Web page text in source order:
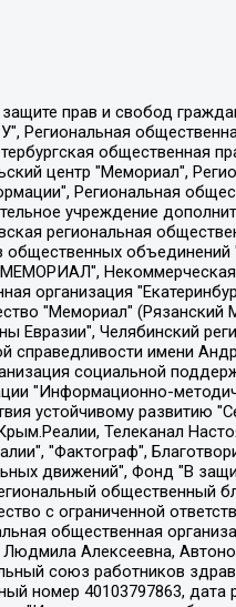
Елена Сергеевна, Общество с ограниченной ответственностью "Как бы инагент", Кочетков Игорь Викторович, Общество с ограниченной ответственностью "Честные выборы", Еланчик Олег Александрович, Общество с ограниченной ответственностью "Нобелевский призыв", Гималова Регина Эмилевна, Григорьев Андрей Валерьевич, Григорьева Алина Александровна, Ассоциация по содействию защите прав призывников, альтернативнослужащих и военнослужащих "Правозащитная группа "Гражданин.Армия.Право", Хисамова Регина Фаритовна, Автономная некоммерческая организация по реализации социально-правовых программ "Лилит", Дальневосточное общественное движение "Маяк", Санкт-Петербургская ЛГБТ-инициативная группа "Выход", Инициативная группа ЛГБТ+ "Реверс", Алексеев Андрей Викторович, Бекбулатова Таисия Львовна, Беляев Иван Михайлович, Владыкина Елена Сергеевна, Гельман Марат Александрович, Никульшина Вероника Юрьевна, Толоконникова Надежда Андреевна, Шендерович Виктор Анатольевич, Общество с ограниченной ответственностью "Данное сообщение", Общество с ограниченной ответственностью Издательский дом "Новая глава", Айнбиндер Александра Александровна, Московский комьюнити-центр для ЛГБТ+инициатив, Благотворительный фонд развития филантропии, Deutsche Welle (Германия, Kurt-Schumacher-Strasse 3, 53113 Bonn), Борзунова Мария Михайловна, Воробьев Виктор Викторович, Голубева Анна Львовна, Константинова Алла Михайловна, Малкова Ирина Владимировна, Мурадов Мурад Абдулгалимович, Осетинская Елизавета Николаевна, Понасенков Евгений Николаевич, Ганапольский Матвей Юрьевич, Киселев Евгений Алексеевич, Борухович Ирина Григорьевна, Дремин Иван Тимофеевич, Дубровский